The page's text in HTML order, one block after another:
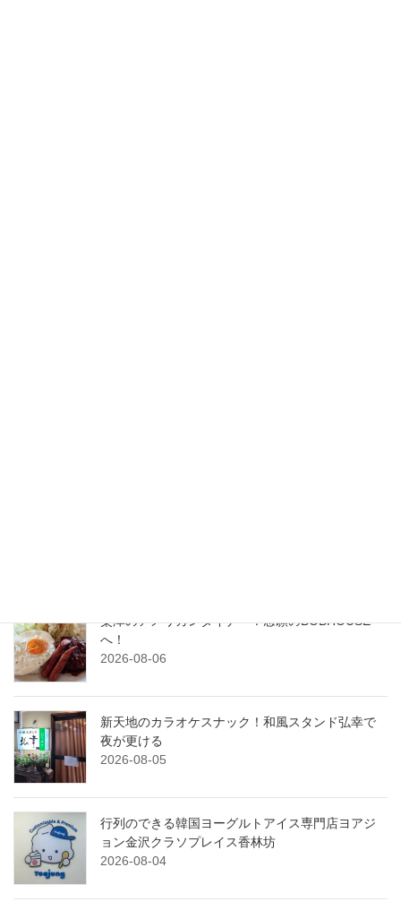
粟津のアメリカンダイナー！念願のBOBHOUSE
へ！
2026-08-06
新天地のカラオケスナック！和風スタンド弘幸で
夜が更ける
2026-08-05
行列のできる韓国ヨーグルトアイス専門店ヨアジ
ョン金沢クラソプレイス香林坊
2026-08-04